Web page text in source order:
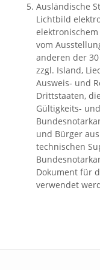
Ausländische
Lichtbild
vom
anderen der 30
zzgl. Island,
Ausweis- und
Drittstaaten,
Gültigkeits-
und Bürger
technischen
Dokument für
verwendet